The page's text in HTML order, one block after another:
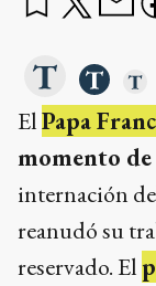
ElPapa
momento
internación
reanudó su
reservado. El